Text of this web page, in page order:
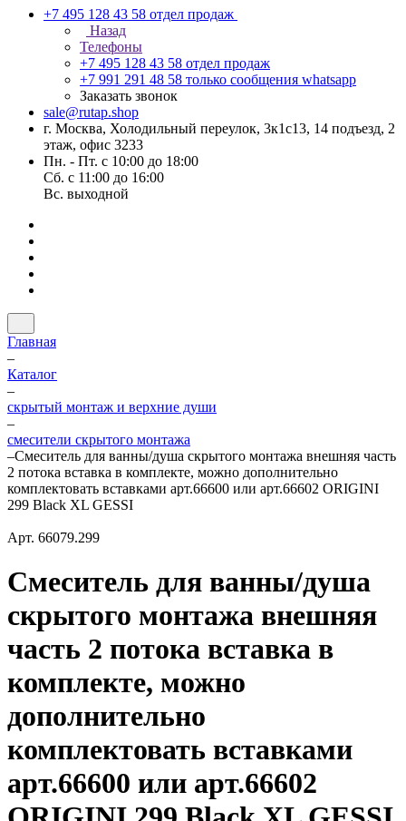
+7 495 128 43 58 отдел продаж
Назад
Телефоны
+7 495 128 43 58 отдел продаж
+7 991 291 48 58 только сообщения whatsapp
Заказать звонок
sale@rutap.shop
г. Москва, Холодильный переулок, 3к1с13, 14 подъезд, 2
этаж, офис 3233
Пн. - Пт. с 10:00 до 18:00
Сб. с 11:00 до 16:00
Вс. выходной
Главная
–
Каталог
–
скрытый монтаж и верхние души
–
смесители скрытого монтажа
–Смеситель для ванны/душа скрытого монтажа внешняя часть
2 потока вставка в комплекте, можно дополнительно
комплектовать вставками арт.66600 или арт.66602 ORIGINI
299 Black XL GESSI
Арт. 66079.299
Смеситель для ванны/душа
скрытого монтажа внешняя
часть 2 потока вставка в
комплекте, можно
дополнительно
комплектовать вставками
арт.66600 или арт.66602